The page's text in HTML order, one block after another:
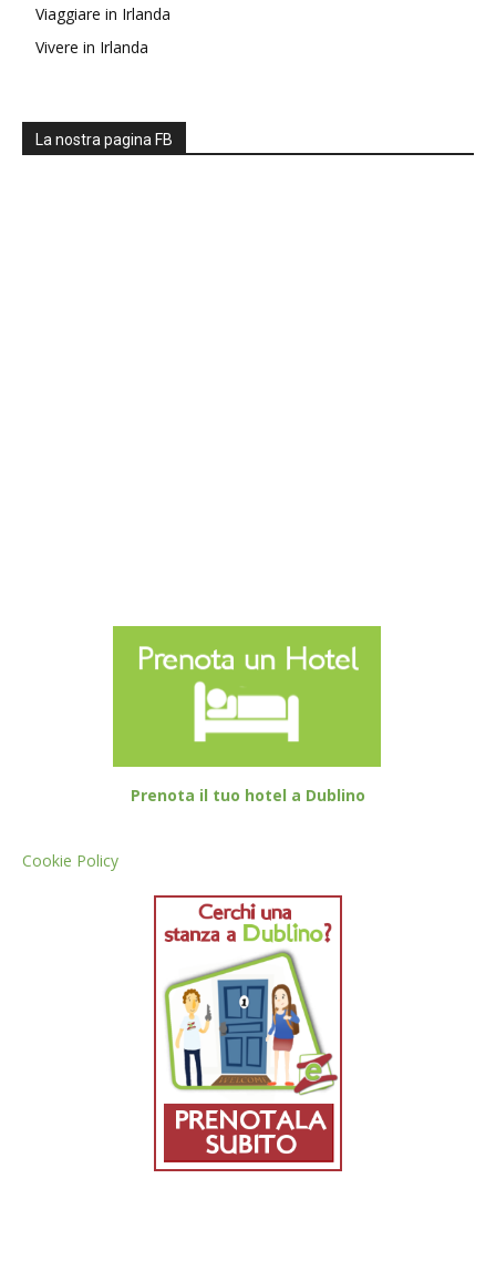
Viaggiare in Irlanda
Vivere in Irlanda
La nostra pagina FB
Prenota il tuo hotel a Dublino
Cookie Policy